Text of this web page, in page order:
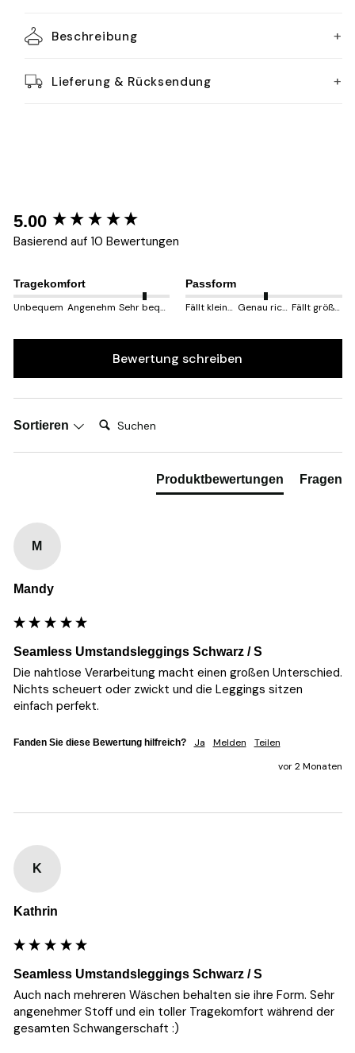
Beschreibung +
Lieferung & Rücksendung +
5.00
Basierend auf 10 Bewertungen
Tragekomfort
Unbequem Angenehm Sehr bequem
Passform
Fällt kleiner aus
Genau richtig Fällt größer aus
Bewertung schreiben
Sortieren Suchen:
Produktbewertungen Fragen
M
Mandy
Seamless Umstandsleggings Schwarz / S
Die nahtlose Verarbeitung macht einen großen Unterschied.
Nichts scheuert oder zwickt und die Leggings sitzen
einfach perfekt.
Fanden Sie diese Bewertung hilfreich? Ja Melden
Teilen
vor 2 Monaten
K
Kathrin
Seamless Umstandsleggings Schwarz / S
Auch nach mehreren Wäschen behalten sie ihre Form. Sehr
angenehmer Stoff und ein toller Tragekomfort während der
gesamten Schwangerschaft :)
New content loaded